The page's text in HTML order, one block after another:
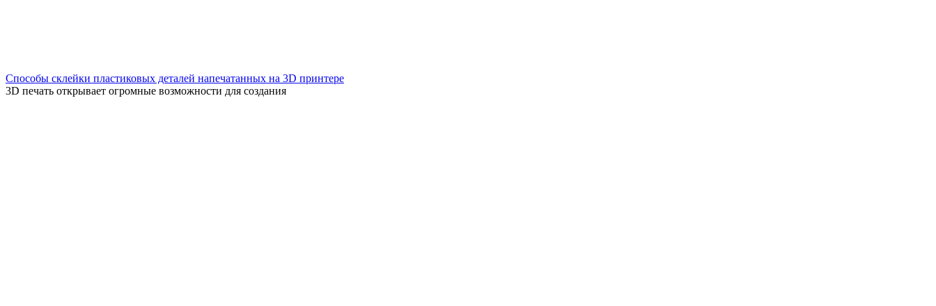
Способы склейки пластиковых деталей напечатанных на 3D принтере
3D печать открывает огромные возможности для создания